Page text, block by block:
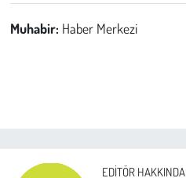
Muhabir: Haber Merkezi
EDITÖR HAKKINDA